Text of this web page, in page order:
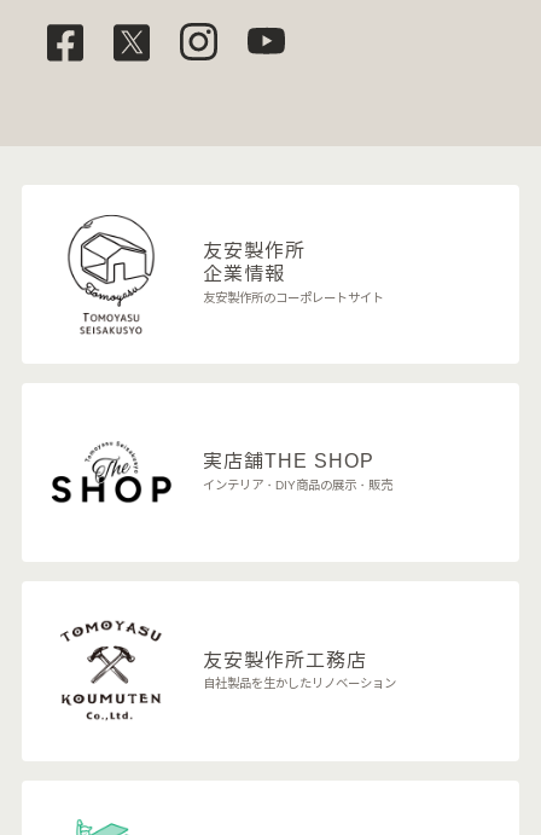
友安製作所
企業情報
友安製作所のコーポレートサイト
実店舗THE SHOP
インテリア・DIY商品の展示・販売
友安製作所工務店
自社製品を生かしたリノベーション